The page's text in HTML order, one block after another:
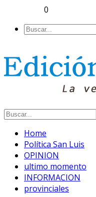
0
Home
Política San Luis
OPINION
ultimo momento
INFORMACION
provinciales